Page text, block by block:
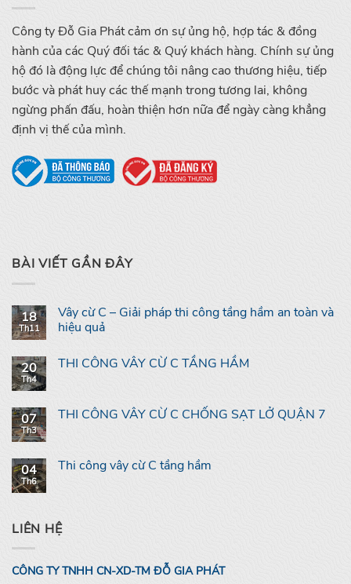
Công ty Đỗ Gia Phát cảm ơn sự ủng hộ, hợp tác & đồng
hành của các Quý đối tác & Quý khách hàng. Chính sự ủng
hộ đó là động lực để chúng tôi nâng cao thương hiệu, tiếp
bước và phát huy các thế mạnh trong tương lai, không
ngừng phấn đấu, hoàn thiện hơn nữa để ngày càng khẳng
định vị thế của mình.
BÀI VIẾT GẦN ĐÂY
18
Th11
Vây cừ C – Giải pháp thi công tầng hầm an toàn và
hiệu quả
20
Th4
THI CÔNG VÂY CỪ C TẦNG HẦM
07
Th3
THI CÔNG VÂY CỪ C CHỐNG SẠT LỞ QUẬN 7
04
Th6
Thi công vây cừ C tầng hầm
LIÊN HỆ
CÔNG TY TNHH CN-XD-TM ĐỖ GIA PHÁT